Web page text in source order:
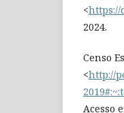
<https://
2024.
Censo
<http://
Acesso